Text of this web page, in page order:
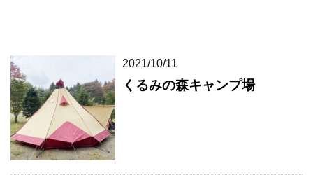
2021/10/11
くるみの森キャンプ場